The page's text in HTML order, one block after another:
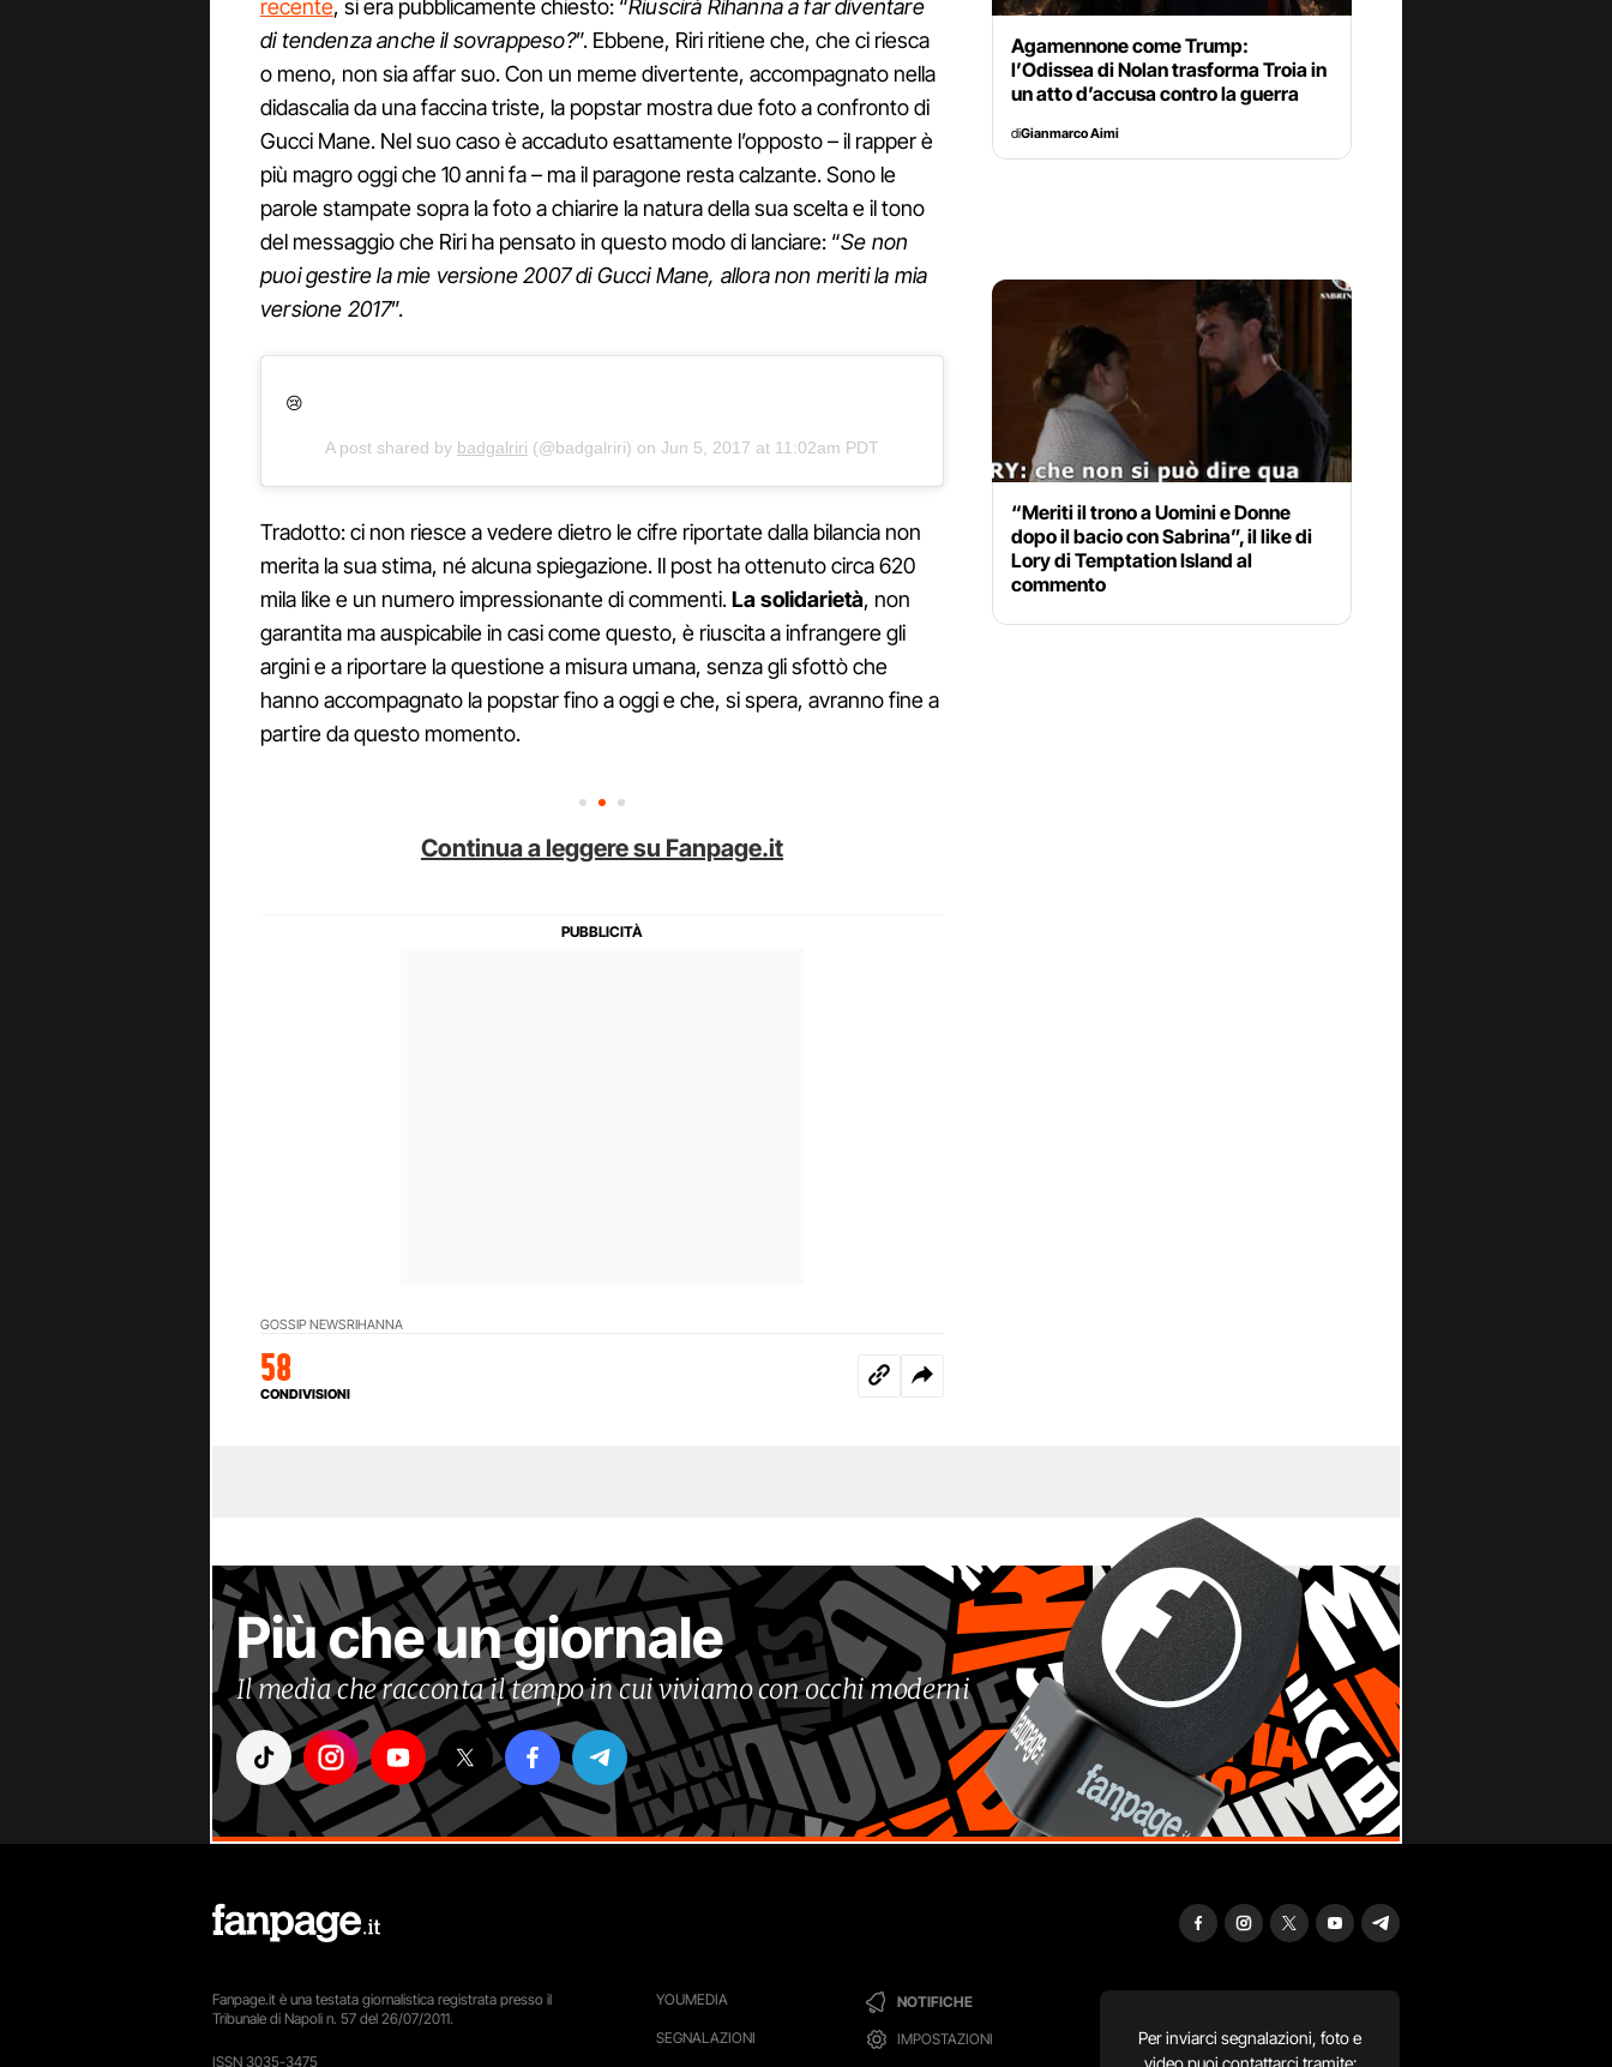
recente, si era pubblicamente chiesto: “Riuscirà Rihanna a far diventare
di tendenza anche il sovrappeso?”. Ebbene, Riri ritiene che, che ci riesca
o meno, non sia affar suo. Con un meme divertente, accompagnato nella
didascalia da una faccina triste, la popstar mostra due foto a confronto di
Gucci Mane. Nel suo caso è accaduto esattamente l’opposto – il rapper è
più magro oggi che 10 anni fa – ma il paragone resta calzante. Sono le
parole stampate sopra la foto a chiarire la natura della sua scelta e il tono
del messaggio che Riri ha pensato in questo modo di lanciare: “Se non
puoi gestire la mie versione 2007 di Gucci Mane, allora non meriti la mia
versione 2017”.
😢
A post shared by badgalriri (@badgalriri) on Jun 5, 2017 at 11:02am PDT
Tradotto: ci non riesce a vedere dietro le cifre riportate dalla bilancia non
merita la sua stima, né alcuna spiegazione. Il post ha ottenuto circa 620
mila like e un numero impressionante di commenti.La solidarietà, non
garantita ma auspicabile in casi come questo, è riuscita a infrangere gli
argini e a riportare la questione a misura umana, senza gli sfottò che
hanno accompagnato la popstar fino a oggi e che, si spera, avranno fine a
partire da questo momento.
Continua a leggere su Fanpage.it
GOSSIP NEWSRIHANNA
58
CONDIVISIONI
Agamennone come Trump:
l’Odissea di Nolan trasforma Troia in
un atto d’accusa contro la guerra
diGianmarco Aimi
“Meriti il trono a Uomini e Donne
dopo il bacio con Sabrina”, il like di
Lory di Temptation Island al
commento
Più che un giornale
Il media che racconta il tempo in cui viviamo con occhi moderni
YOUMEDIA
SEGNALAZIONI
NOTIFICHE
IMPOSTAZIONI
Per inviarci segnalazioni, foto e
video puoi contattarci tramite:
Fanpage.it è una testata giornalistica registrata presso il
Tribunale di Napoli n. 57 del 26/07/2011.
ISSN 3035-3475